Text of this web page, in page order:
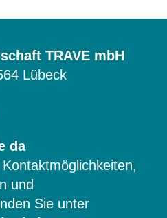
TRAVE mbH
Lübeck
da
und
Sie unter